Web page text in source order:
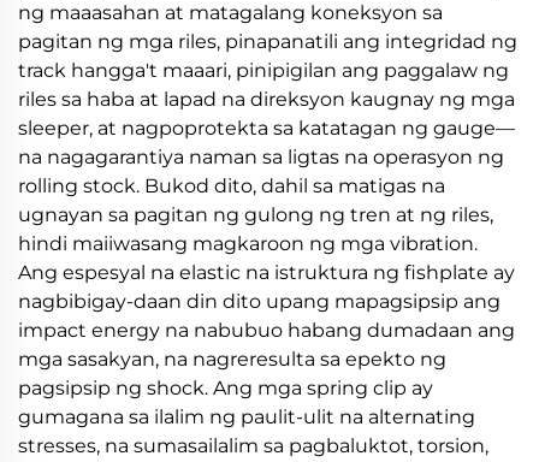
ng maaasahan at matagalang koneksyon sa
pagitan ng mga riles, pinapanatili ang integridad ng
track hangga't maaari, pinipigilan ang paggalaw ng
riles sa haba at lapad na direksyon kaugnay ng mga
sleeper, at nagpoprotekta sa katatagan ng gauge—
na nagagarantiya naman sa ligtas na operasyon ng
rolling stock. Bukod dito, dahil sa matigas na
ugnayan sa pagitan ng gulong ng tren at ng riles,
hindi maiiwasang magkaroon ng mga vibration.
Ang espesyal na elastic na istruktura ng fishplate ay
nagbibigay-daan din dito upang mapagsipsip ang
impact energy na nabubuo habang dumadaan ang
mga sasakyan, na nagreresulta sa epekto ng
pagsipsip ng shock. Ang mga spring clip ay
gumagana sa ilalim ng paulit-ulit na alternating
stresses, na sumasailalim sa pagbaluktot, torsion,